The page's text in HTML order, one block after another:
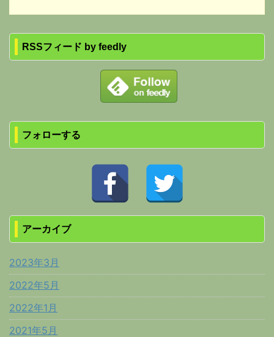
RSSフィード by feedly
フォローする
アーカイブ
2023年3月
2022年5月
2022年1月
2021年5月